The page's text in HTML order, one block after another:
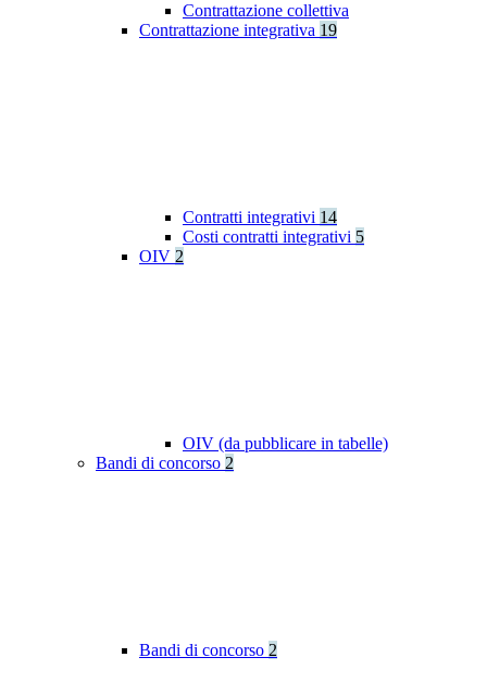
Contrattazione collettiva
Contrattazione integrativa 19
Contratti integrativi 14
Costi contratti integrativi 5
OIV 2
OIV (da pubblicare in tabelle)
Bandi di concorso 2
Bandi di concorso 2